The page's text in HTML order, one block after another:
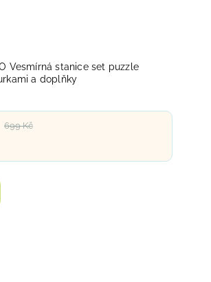
Vesmírná stanice set puzzle
a doplňky
699 Kč